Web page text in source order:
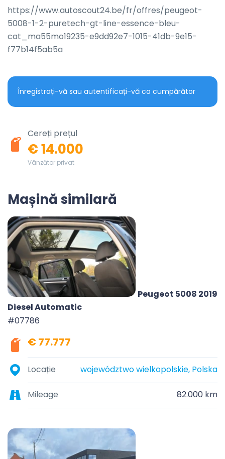
https://www.autoscout24.be/fr/offres/peugeot-
5008-1-2-puretech-gt-line-essence-bleu-
cat_ma55mo19235-e9dd92e7-1015-41db-9e15-
f77b14f5ab5a
Înregistrați-vă sau autentificați-vă ca cumpărător
Cereți prețul
€ 14.000
Vânzător privat
Mașină similară
Peugeot 5008 2019
Diesel Automatic
#07786
€ 77.777
Locație województwo wielkopolskie, Polska
Mileage 82.000 km